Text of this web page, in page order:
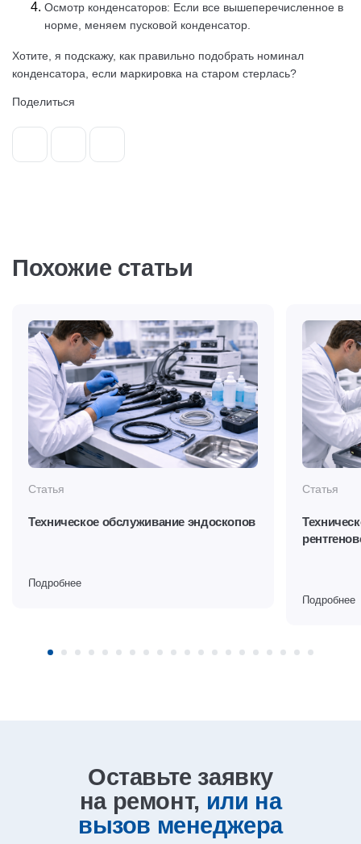
Осмотр конденсаторов: Если все вышеперечисленное в
норме, меняем пусковой конденсатор.
Хотите, я подскажу, как правильно подобрать номинал
конденсатора, если маркировка на старом стерлась?
Поделиться
Похожие статьи
Статья
Техническое обслуживание эндоскопов
Подробнее
Статья
Подробнее
Оставьте заявку
на ремонт, или на
вызов менеджера